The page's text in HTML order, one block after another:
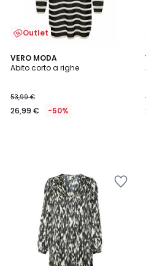
Outlet
VERO MODA
Abito corto a righe
53,99 €
26,99 € -50%